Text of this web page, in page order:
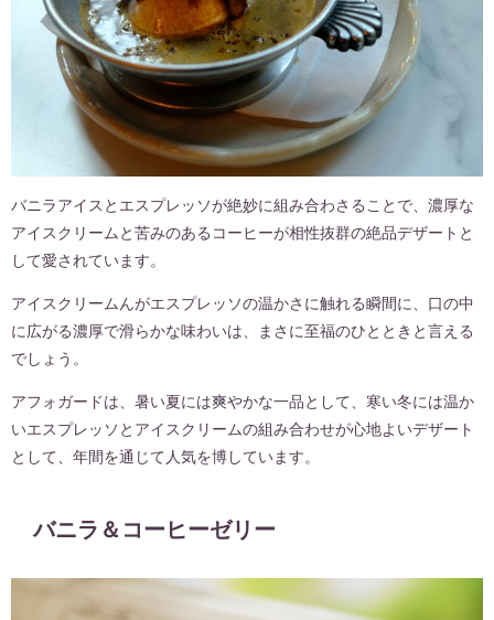
バニラアイスとエスプレッソが絶妙に組み合わさることで、濃厚な
アイスクリームと苦みのあるコーヒーが相性抜群の絶品デザートと
して愛されています。
アイスクリームんがエスプレッソの温かさに触れる瞬間に、口の中
に広がる濃厚で滑らかな味わいは、まさに至福のひとときと言える
でしょう。
アフォガードは、暑い夏には爽やかな一品として、寒い冬には温か
いエスプレッソとアイスクリームの組み合わせが心地よいデザート
として、年間を通じて人気を博しています。
バニラ＆コーヒーゼリー